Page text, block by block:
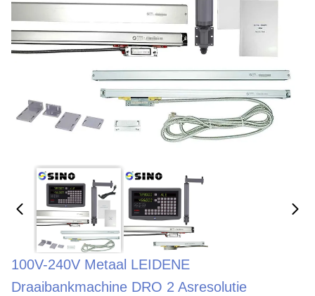
100V-240V Metaal LEIDENE
Draaibankmachine DRO 2 Asresolutie